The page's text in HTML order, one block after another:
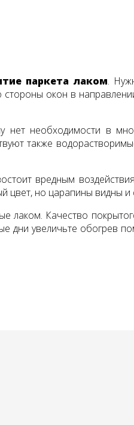
паркета лаком.
стороны окон в
нет необходимости в
также
вредным
цвет, но царапины видны и
Качество
дни увеличьте обогрев